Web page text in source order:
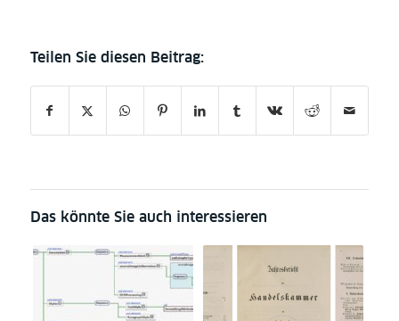
Das könnte Sie auch interessieren